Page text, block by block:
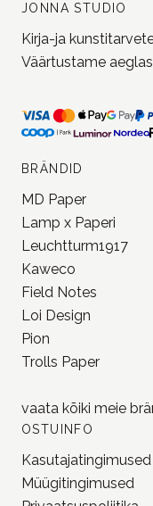
JONNA STUDIO
Kirja-ja
Väärtustame
BRÄNDID
MD Paper
Lamp x Paperi
Leuchtturm1917
Kaweco
Field Notes
Loi Design
Pion
Trolls Paper
vaata kõiki meie
OSTUINFO
Kasutajatingimused
Müügitingimused